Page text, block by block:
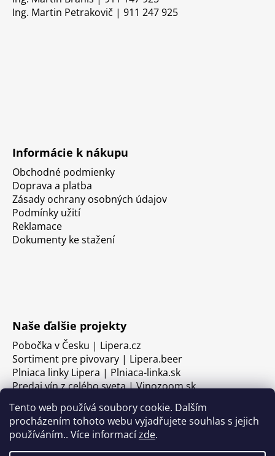
Tento web používá soubory cookie. Dalším
procházením tohoto webu vyjadřujete souhlas s jejich
používáním.. Více informacízde.
Ing. Martin Petrakovič | 911 247 925
Informácie k nákupu
Obchodné podmienky
Doprava a platba
Zásady ochrany osobných údajov
Podmínky užití
Reklamace
Dokumenty ke stažení
Naše ďalšie projekty
Pobočka v Česku | Lipera.cz
Sortiment pre pivovary | Lipera.beer
Plniaca linky Lipera | Plniaca-linka.sk
Predaj vín z celého sveta | Vinozoom.sk